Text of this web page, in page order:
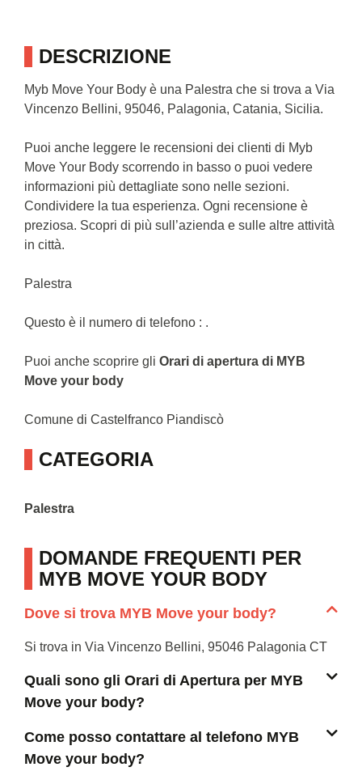
DESCRIZIONE
Myb Move Your Body è una Palestra che si trova a Via
Vincenzo Bellini, 95046, Palagonia, Catania, Sicilia.
Puoi anche leggere le recensioni dei clienti di Myb
Move Your Body scorrendo in basso o puoi vedere
informazioni più dettagliate sono nelle sezioni.
Condividere la tua esperienza. Ogni recensione è
preziosa. Scopri di più sull’azienda e sulle altre attività
in città.
Palestra
Questo è il numero di telefono : .
Puoi anche scoprire gli Orari di apertura di MYB
Move your body
Comune di Castelfranco Piandiscò
CATEGORIA
Palestra
DOMANDE FREQUENTI PER
MYB MOVE YOUR BODY
Dove si trova MYB Move your body?
Si trova in Via Vincenzo Bellini, 95046 Palagonia CT
Quali sono gli Orari di Apertura per MYB
Move your body?
Come posso contattare al telefono MYB
Move your body?